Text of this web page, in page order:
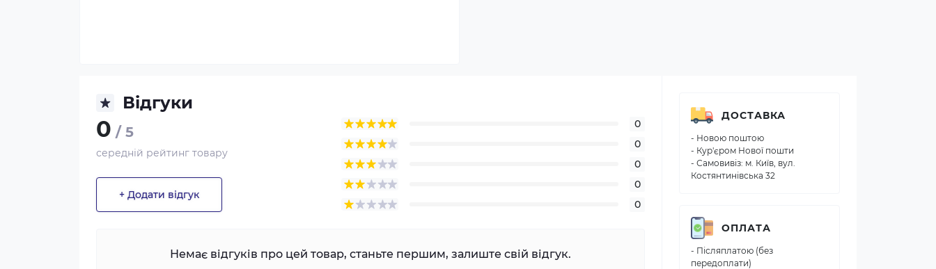
Відгуки
0 / 5
середній рейтинг товару
+ Додати відгук
0
0
0
0
0
Немає відгуків про цей товар, станьте першим, залиште свій відгук.
ДОСТАВКА
- Новою поштою
- Кур'єром Нової пошти
- Самовивіз: м. Київ, вул.
Костянтинівська 32
ОПЛАТА
- Післяплатою (без
передоплати)